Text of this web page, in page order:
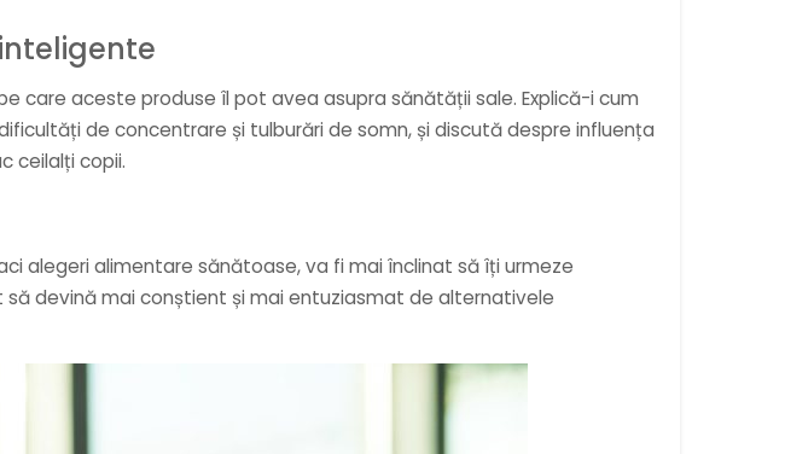
care aceste produse îl pot avea asupra sănătății sale. Explică-i cum
de concentrare și tulburări de somn, și discută despre influența
ceilalți copii.
alegeri alimentare sănătoase, va fi mai înclinat să îți urmeze
devină mai conștient și mai entuziasmat de alternativele